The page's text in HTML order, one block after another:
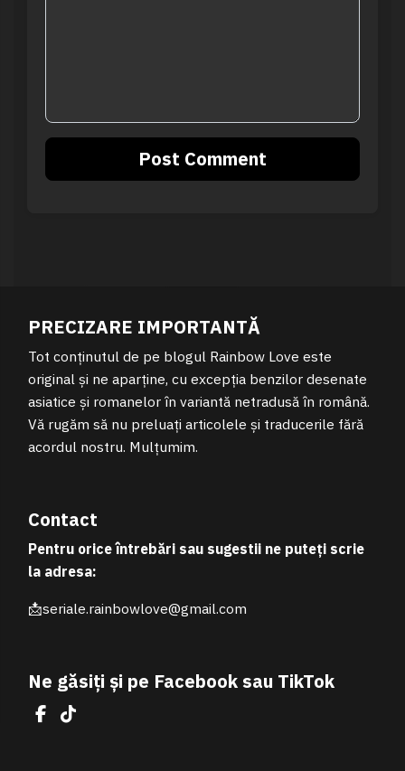
PRECIZARE IMPORTANTĂ
Tot conținutul de pe blogul Rainbow Love este
original și ne aparține, cu excepția benzilor desenate
asiatice și romanelor în variantă netradusă în română.
Vă rugăm să nu preluați articolele și traducerile fără
acordul nostru. Mulțumim.
Contact
Pentru orice întrebări sau sugestii ne puteți scrie
la adresa:
📩seriale.rainbowlove@gmail.com
Ne găsiți și pe Facebook sau TikTok